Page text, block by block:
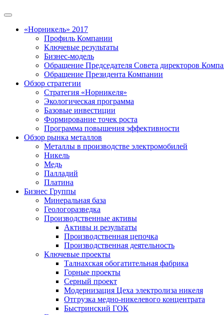
«Норникель» 2017
Профиль Компании
Ключевые результаты
Бизнес-модель
Обращение Председателя Совета директоров
Обращение Президента Компании
Обзор стратегии
Стратегия «Норникеля»
Экологическая программа
Базовые инвестиции
Формирование точек роста
Программа повышения эффективности
Обзор рынка металлов
Металлы в производстве электромобилей
Никель
Медь
Палладий
Платина
Бизнес Группы
Минеральная база
Геологоразведка
Производственные активы
Активы и результаты
Производственная цепочка
Производственная деятельность
Ключевые проекты
Талнахская обогатительная фабрика
Горные проекты
Серный проект
Модернизация Цеха электролиза никеля
Отгрузка медно-никелевого концентрата
Быстринский ГОК